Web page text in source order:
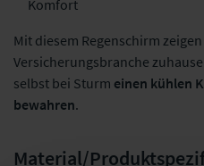
Komfort
Mit diesem Regenschirm
Versicherungsbranche
selbst bei Sturm einen kühlen
bewahren.
Material/